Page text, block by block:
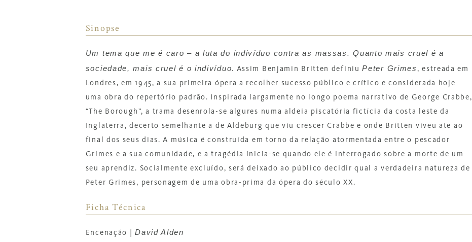
Sinopse
Um tema que me é caro – a luta do indivíduo contra as massas. Quanto mais cruel é a
sociedade, mais cruel é o indivíduo. Assim Benjamin Britten definiuPeter Grimes , estreada em
Londres, em 1945, a sua primeira ópera a recolher sucesso público e crítico e considerada hoje
uma obra do repertório padrão. Inspirada largamente no longo poema narrativo de George Crabbe,
“The Borough”, a trama desenrola-se algures numa aldeia piscatória fictícia da costa leste da
Inglaterra, decerto semelhante à de Aldeburg que viu crescer Crabbe e onde Britten viveu até ao
final dos seus dias. A música é construída em torno da relação atormentada entre o pescador
Grimes e a sua comunidade, e a tragédia inicia-se quando ele é interrogado sobre a morte de um
seu aprendiz. Socialmente excluído, será deixado ao público decidir qual a verdadeira natureza de
Peter Grimes, personagem de uma obra-prima da ópera do século XX.
Ficha Técnica
Encenação |David Alden